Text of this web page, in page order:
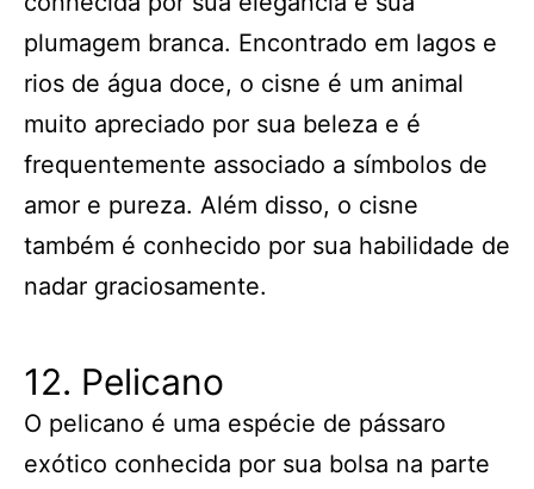
plumagem branca. Encontrado em lagos e
rios de água doce, o cisne é um animal
muito apreciado por sua beleza e é
frequentemente associado a símbolos de
amor e pureza. Além disso, o cisne
também é conhecido por sua habilidade de
nadar graciosamente.
12. Pelicano
O pelicano é uma espécie de pássaro
exótico conhecida por sua bolsa na parte